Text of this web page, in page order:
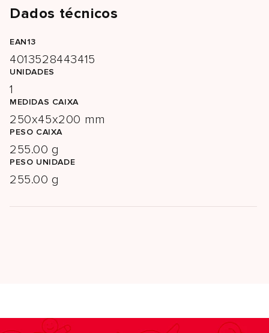
Dados técnicos
EAN13
4013528443415
UNIDADES
1
MEDIDAS CAIXA
250x45x200 mm
PESO CAIXA
255.00 g
PESO UNIDADE
255.00 g